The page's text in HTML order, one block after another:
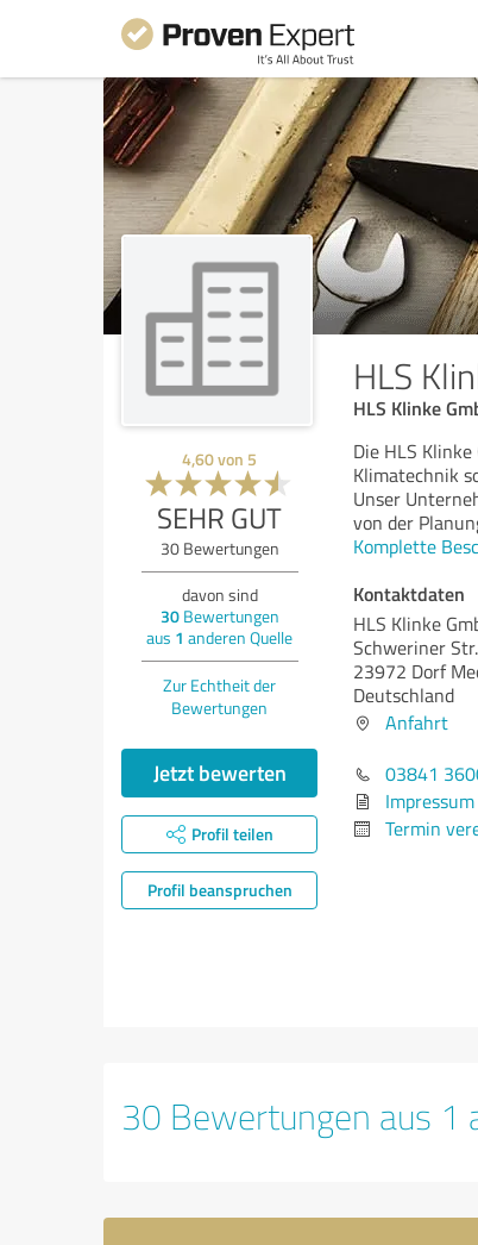
HLS
HLS Klinke
4,60von 5
SEHR GUT
30Bewertungen
davon sind
30Bewertungen
aus 1 anderen Quelle
Zur Echtheit der
Bewertungen
Jetzt bewerten
Profil teilen
Profil beanspruchen
Die HLS
Klimatechnik
Unser
von der
Komplette
Kontaktdaten
HLS Klinke
Schweriner
23972 Dorf
Deutschland
Anfahrt
03841
Impressum
Termin
30 Bewertungen aus 1